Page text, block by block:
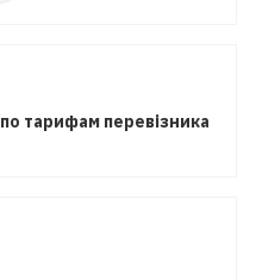
по тарифам перевізника